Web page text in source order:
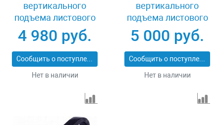
вертикального
подъема листового
металла 3 т LB DSQA-
3.0
4 980 руб.
Сообщить о поступлении
Нет в наличии
вертикального
подъема листового
металла 3 т LB DSQC-
3.0
5 000 руб.
Сообщить о поступлении
Нет в наличии